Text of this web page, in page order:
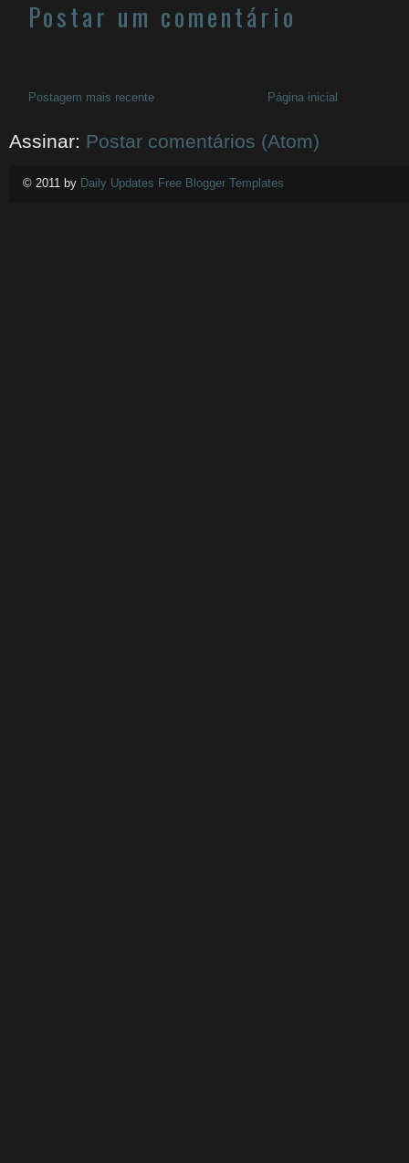
Postar um comentário
Postagem mais recente Página inicial
Assinar: Postar comentários (Atom)
© 2011 by Daily Updates Free Blogger Templates